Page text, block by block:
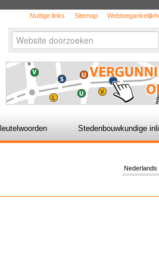
Nuttige links Sitemap
Zoek
zoeken...
Stedenbouwkundige
Nederlands